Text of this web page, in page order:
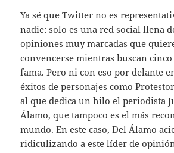
Ya sé que Twitter no es
nadie: solo es una red social llena
opiniones muy marcadas que
convencerse mientras buscan
fama. Pero ni con eso por delante
éxitos de personajes como
al que dedica un hilo el periodista
Álamo, que tampoco es el más
mundo. En este caso, Del Álamo
ridiculizando a este líder de